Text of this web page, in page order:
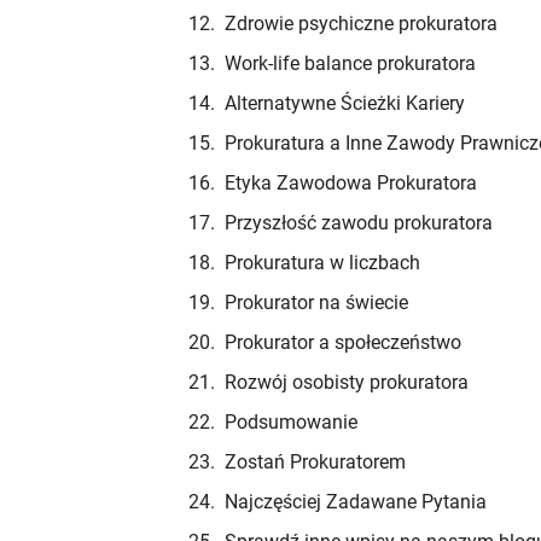
Zdrowie psychiczne prokuratora
Work-life balance prokuratora
Alternatywne Ścieżki Kariery
Prokuratura a Inne Zawody
Etyka Zawodowa Prokuratora
Przyszłość zawodu prokuratora
Prokuratura w liczbach
Prokurator na świecie
Prokurator a społeczeństwo
Rozwój osobisty prokuratora
Podsumowanie
Zostań Prokuratorem
Najczęściej Zadawane Pytania